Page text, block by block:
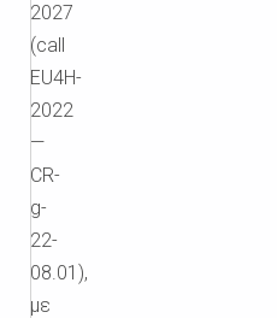
2027
(call
EU4H-
2022
—
CR-
g-
22-
08.01),
με